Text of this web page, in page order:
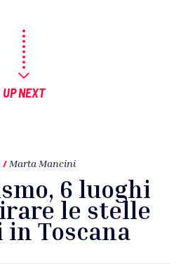
UP NEXT
/ Marta Mancini
6 luoghi
le stelle
in Toscana